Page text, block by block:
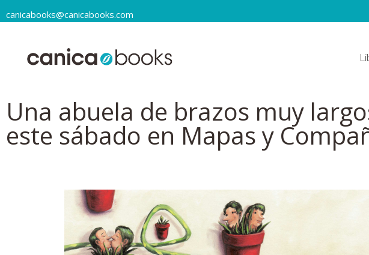
canicabooks@canicabooks.com
Una abuela de brazos muy
este sábado en Mapas y